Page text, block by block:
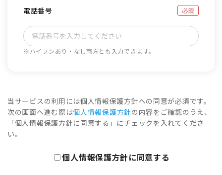
電話番号 必須
※ハイフンあり・なし両方とも入力できます。
当サービスの利用には個人情報保護方針への同意が必須です。
次の画面へ進む際は個人情報保護方針の内容をご確認のうえ、
「個人情報保護方針に同意する」にチェックを入れてくださ
い。
個人情報保護方針に同意する